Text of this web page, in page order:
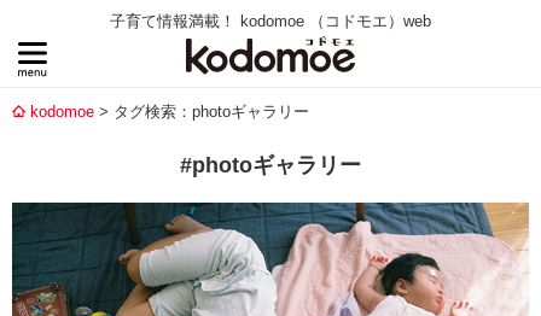
子育て情報満載！ kodomoe （コドモエ）web
kodomoe タグ検索：photoギャラリー
#photoギャラリー